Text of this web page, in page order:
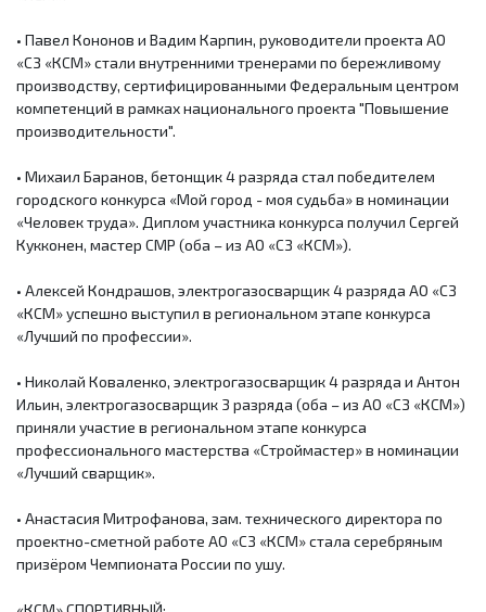
• Павел Кононов и Вадим Карпин, руководители проекта АО
«СЗ «КСМ» стали внутренними тренерами по бережливому
производству, сертифицированными Федеральным центром
компетенций в рамках национального проекта "Повышение
производительности".
• Михаил Баранов, бетонщик 4 разряда стал победителем
городского конкурса «Мой город - моя судьба» в номинации
«Человек труда». Диплом участника конкурса получил Сергей
Кукконен, мастер СМР (оба – из АО «СЗ «КСМ»).
• Алексей Кондрашов, электрогазосварщик 4 разряда АО «СЗ
«КСМ» успешно выступил в региональном этапе конкурса
«Лучший по профессии».
• Николай Коваленко, электрогазосварщик 4 разряда и Антон
Ильин, электрогазосварщик 3 разряда (оба – из АО «СЗ «КСМ»)
приняли участие в региональном этапе конкурса
профессионального мастерства «Строймастер» в номинации
«Лучший сварщик».
• Анастасия Митрофанова, зам. технического директора по
проектно-сметной работе АО «СЗ «КСМ» стала серебряным
призёром Чемпионата России по ушу.